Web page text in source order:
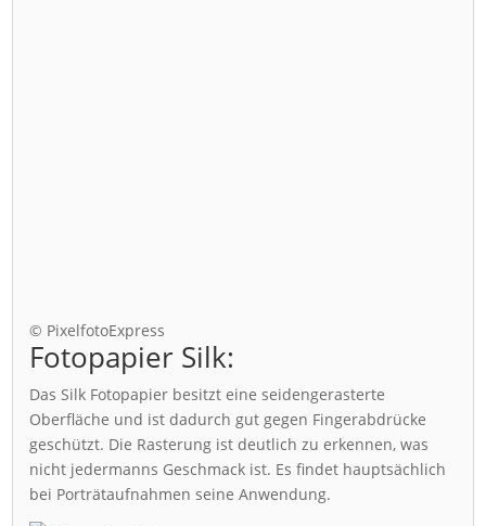
© PixelfotoExpress
Fotopapier Silk:
Das Silk Fotopapier besitzt eine seidengerasterte
Oberfläche und ist dadurch gut gegen Fingerabdrücke
geschützt. Die Rasterung ist deutlich zu erkennen, was
nicht jedermanns Geschmack ist. Es findet hauptsächlich
bei Porträtaufnahmen seine Anwendung.